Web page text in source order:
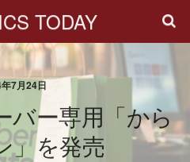
TODAY
7月24日
バー専用「から
」を発売